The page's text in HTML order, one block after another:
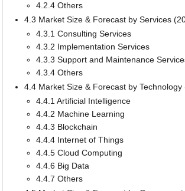
4.2.4 Others
4.3 Market Size & Forecast by Services
4.3.1 Consulting Services
4.3.2 Implementation Services
4.3.3 Support and Maintenance
4.3.4 Others
4.4 Market Size & Forecast by
4.4.1 Artificial Intelligence
4.4.2 Machine Learning
4.4.3 Blockchain
4.4.4 Internet of Things
4.4.5 Cloud Computing
4.4.6 Big Data
4.4.7 Others